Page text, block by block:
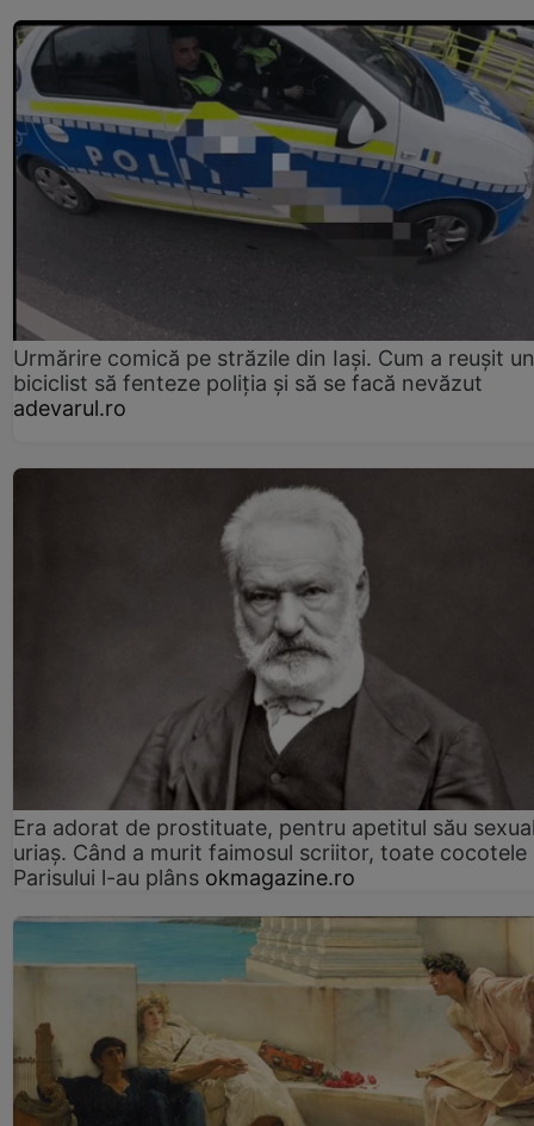
Urmărire comică pe străzile din Iași. Cum a reușit un
biciclist să fenteze poliția și să se facă nevăzut
adevarul.ro
Era adorat de prostituate, pentru apetitul său
uriaș. Când a murit faimosul scriitor, toate cocotele
Parisului l-au plâns okmagazine.ro